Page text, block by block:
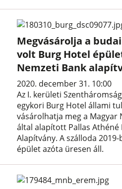
Megvásárolja a
volt Burg Hotel
Nemzeti Bank
2020. december 31. 10:00
Az I. kerületi
egykori Burg Hotel állami
vásárolhatja meg a Magyar
által alapított Pallas
Alapítvány. A szálloda
épület azóta üresen áll.